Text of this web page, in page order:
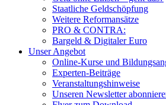
Staatliche Geldschöpfung
Weitere Reformansätze
PRO & CONTRA:
Bargeld & Digitaler Euro
Unser Angebot
Online-Kurse und
Experten-Beiträge
Veranstaltungshinweise
Unseren Newsletter